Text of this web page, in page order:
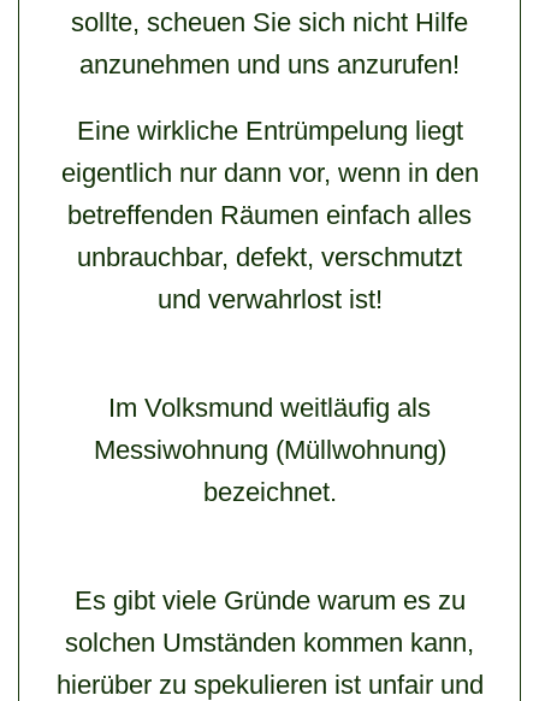
sollte, scheuen Sie sich nicht Hilfe
anzunehmen und uns anzurufen!
Eine wirkliche Entrümpelung liegt
eigentlich nur dann vor, wenn in den
betreffenden Räumen einfach alles
unbrauchbar, defekt, verschmutzt
und verwahrlost ist!
Im Volksmund weitläufig als
Messiwohnung (Müllwohnung)
bezeichnet.
Es gibt viele Gründe warum es zu
solchen Umständen kommen kann,
hierüber zu spekulieren ist unfair und